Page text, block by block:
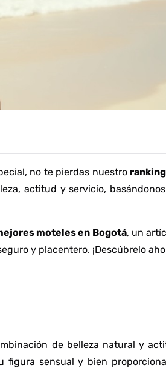
no te pierdas nuestro
actitud y servicio,
moteles en Bogotá, un
y placentero. ¡Descúbrelo
de belleza natural y
figura sensual y bien